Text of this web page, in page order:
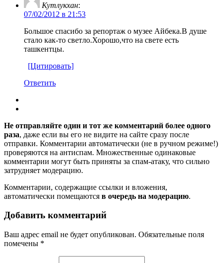
Кутлукхан:
07/02/2012 в 21:53
Большое спасибо за репортаж о музее Айбека.В душе
стало как-то светло.Хорошо,что на свете есть
ташкентцы.
[Цитировать]
Ответить
Не отправляйте один и тот же комментарий более одного
раза, даже если вы его не видите на сайте сразу после
отправки. Комментарии автоматически (не в ручном режиме!)
проверяются на антиспам. Множественные одинаковые
комментарии могут быть приняты за спам-атаку, что сильно
затрудняет модерацию.
Комментарии, содержащие ссылки и вложения,
автоматически помещаются в очередь на модерацию.
Добавить комментарий
Ваш адрес email не будет опубликован. Обязательные поля
помечены *